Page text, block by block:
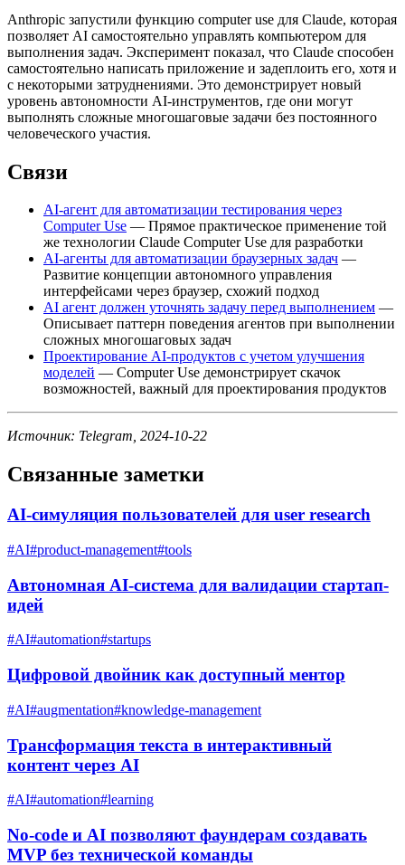
Anthropic запустили функцию computer use для Claude, которая
позволяет AI самостоятельно управлять компьютером для
выполнения задач. Эксперимент показал, что Claude способен
самостоятельно написать приложение и задеплоить его, хотя и
с некоторыми затруднениями. Это демонстрирует новый
уровень автономности AI-инструментов, где они могут
выполнять сложные многошаговые задачи без постоянного
человеческого участия.
Связи
AI-агент для автоматизации тестирования через
Computer Use — Прямое практическое применение той
же технологии Claude Computer Use для разработки
AI-агенты для автоматизации браузерных задач —
Развитие концепции автономного управления
интерфейсами через браузер, схожий подход
AI агент должен уточнять задачу перед выполнением —
Описывает паттерн поведения агентов при выполнении
сложных многошаговых задач
Проектирование AI-продуктов с учетом улучшения
моделей — Computer Use демонстрирует скачок
возможностей, важный для проектирования продуктов
Источник: Telegram, 2024-10-22
Связанные заметки
AI-симуляция пользователей для user research
#AI#product-management#tools
Автономная AI-система для валидации стартап-
идей
#AI#automation#startups
Цифровой двойник как доступный ментор
#AI#augmentation#knowledge-management
Трансформация текста в интерактивный
контент через AI
#AI#automation#learning
No-code и AI позволяют фаундерам создавать
MVP без технической команды